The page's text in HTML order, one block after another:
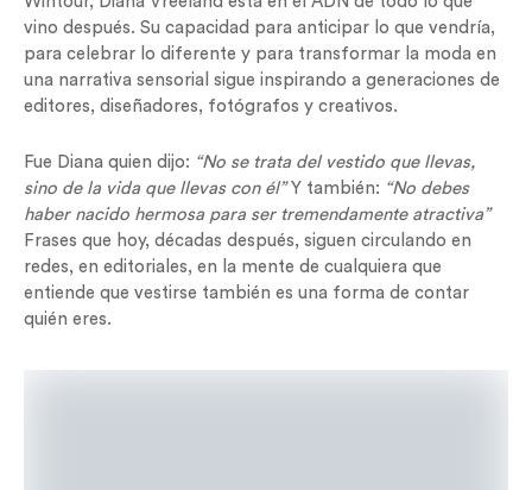
vino después. Su capacidad para anticipar lo que vendría,
para celebrar lo diferente y para transformar la moda en
una narrativa sensorial sigue inspirando a generaciones de
editores, diseñadores, fotógrafos y creativos.
Fue Diana quien dijo: “No se trata del vestido que llevas,
sino de la vida que llevas con él”Y también: “No debes
haber nacido hermosa para ser tremendamente atractiva”
Frases que hoy, décadas después, siguen circulando en
redes, en editoriales, en la mente de cualquiera que
entiende que vestirse también es una forma de contar
quién eres.